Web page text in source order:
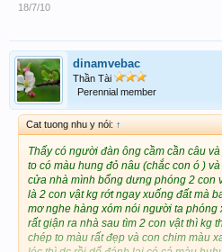
18/7/10
dinamvebac
Thần Tài
Perennial member
Cat tuong nhu y nói: ↑
Thấy có người đàn ông cầm cần câu
to có màu hung đỏ nâu (chắc con ó )
cửa nhà mình bổng dưng phóng 2 con
là 2 con vật kg rớt ngay xuống đất mà
mơ nghe hàng xóm nói người ta phóng
rất giận ra nhà sau tìm 2 con vật thì kg
chép to màu rất đẹp và con chim màu